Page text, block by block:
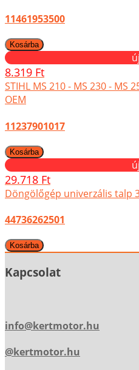
11461953500
új
8.319 Ft
STIHL MS 210 - MS 230 - MS
OEM
11237901017
új
29.718 Ft
Döngölőgép univerzális talp
44736262501
Kapcsolat
info@kertmotor.hu
@kertmotor.hu